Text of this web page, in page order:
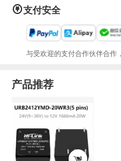
支付安全
与受欢迎的支付合作伙伴合作
产品推荐